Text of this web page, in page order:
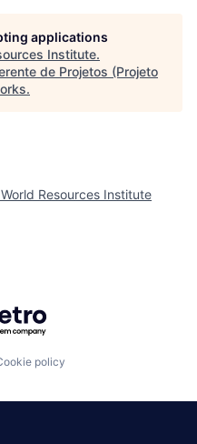
applications
Institute.
de Projetos (Projeto
.
World Resources Institute
Getro.com
policy